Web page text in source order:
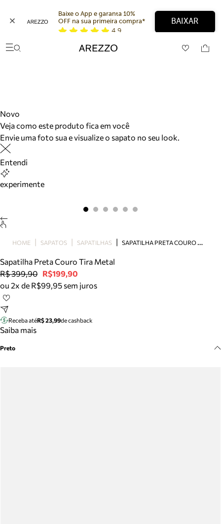
Bolsa
Sapatilha
Tênis
Rasteira
Tire dúvidas sobre pedidos, devoluções e mais.
Acompanhe seus pedidos e solicite devoluções.
Arezzo
Baixe o App e garanta 10%
OFF na sua primeira compra*
4,9
BAIXAR
Novo
Veja como este produto fica em você
Envie uma foto sua e visualize o sapato no seu look.
Entendi
experimente
HOME SAPATOS SAPATILHAS S
APATILHA PRETA COURO TIRA METAL
Sapatilha Preta Couro Tira Metal
R$ 399,90 R$199,90
ou 2x de R$99,95 sem juros
Receba atéR$ 23,99de cashback
Saiba mais
Preto